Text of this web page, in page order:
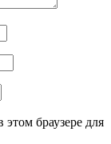
браузере для